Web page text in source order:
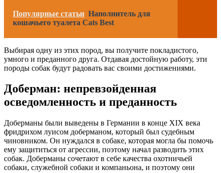
Популярные статьи Наполнитель для
кошачьего туалета Cats Best
Выбирая одну из этих пород, вы получите покладистого,
умного и преданного друга. Отдавая достойную работу, эти
породы собак будут радовать вас своими достижениями.
Доберман: непревзойденная
осведомленность и преданность
Доберманы были выведены в Германии в конце XIX века
фридрихом луисом доберманом, который был судебным
чиновником. Он нуждался в собаке, которая могла бы помочь
ему защититься от агрессии, поэтому начал разводить этих
собак. Доберманы сочетают в себе качества охотничьей
собаки, служебной собаки и компаньона, и поэтому они